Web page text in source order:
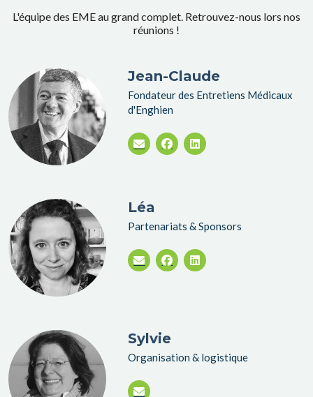
L'équipe des EME au grand complet. Retrouvez-nous lors nos
réunions !
Jean-Claude
Fondateur des Entretiens Médicaux
d'Enghien
Léa
Partenariats & Sponsors
Sylvie
Organisation & logistique